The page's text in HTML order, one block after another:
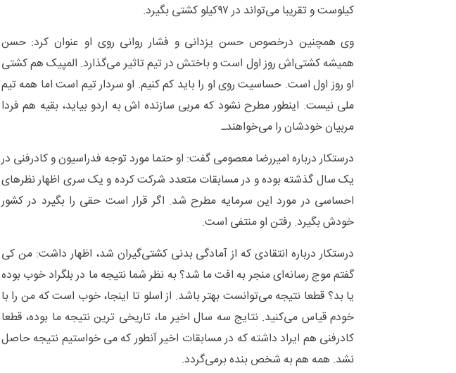
کیلوست و تقریبا می‌تواند در ۹۷کیلو کشتی بگیرد.
وی همچنین درخصوص حسن یزدانی و فشار روانی روی او عنوان کرد: حسن
همیشه کشتی‌اش روز اول است و باختش در تیم تاثیر می‌گذارد. المپیک هم کشتی
او روز اول است. حساسیت روی او را باید کم کنیم. او سردار تیم است اما همه تیم
ملی نیست. اینطور مطرح نشود که مربی سازنده اش به اردو بیاید، بقیه هم فردا
مربیان خودشان را می‌خواهندـ
درستکار درباره امیررضا معصومی گفت: او حتما مورد توجه فدراسیون و کادرفنی در
یک سال گذشته بوده و در مسابقات متعدد شرکت کرده و یک سری اظهار نظرهای
احساسی در مورد این سرمایه مطرح شد. اگر قرار است حقی را بگیرد در کشور
خودش بگیرد. رفتن او منتفی است.
درستکار درباره انتقادی که از آمادگی بدنی کشتی‌گیران شد، اظهار داشت: من کی
گفتم موج رسانه‌ای منجر به افت ما شد؟ به نظر شما نتیجه ما در بلگراد خوب بوده
یا بد؟ قطعا نتیجه می‌توانست بهتر باشد. از اسلو تا اینجا، خوب است که من را با
خودم قیاس می‌کنید. نتایج سه سال اخیر ما، تاریخی ترین نتیجه ما بوده، قطعا
کادرفنی هم ایراد داشته که در مسابقات اخیر آنطور که می خواستیم نتیجه حاصل
نشد. همه هم به شخص بنده برمی‌گردد.